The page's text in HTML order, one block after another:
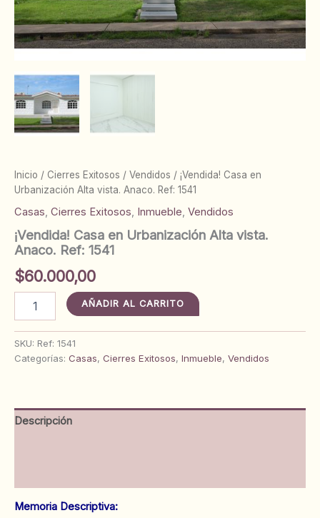
Inicio / Cierres Exitosos / Vendidos / ¡Vendida! Casa en
Urbanización Alta vista. Anaco. Ref: 1541
Casas, Cierres Exitosos, Inmueble, Vendidos
¡Vendida! Casa en Urbanización Alta vista.
Anaco. Ref: 1541
$60.000,00
Casa
Urbanización
Alta
1541
cantidad
AÑADIR AL CARRITO
SKU: Ref: 1541
Categorías: Casas, Cierres Exitosos, Inmueble, Vendidos
Descripción
Memoria Descriptiva: